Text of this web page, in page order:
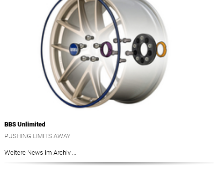
BBS Unlimited
PUSHING LIMITS AWAY
Weitere News im Archiv ...